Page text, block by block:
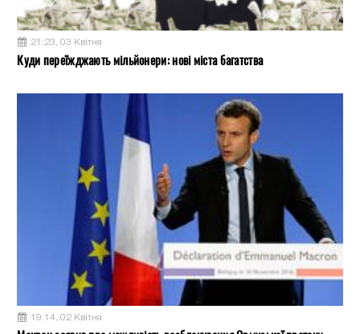
21:23, 03 Квітня
Куди переїжджають мільйонери: нові міста багатства
19:14, 02 Квітня